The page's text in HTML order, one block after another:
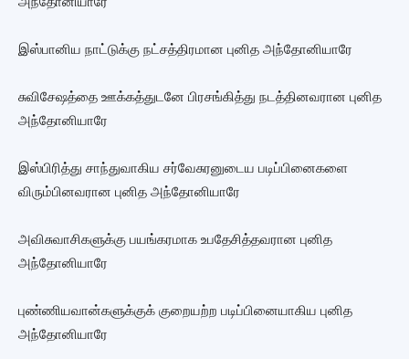
இஸ்பானிய நாட்டுக்கு நட்சத்திரமான புனித அந்தோனியாரே
சுவிசேஷத்தை ஊக்கத்துடனே பிரசங்கித்து நடத்தினவரான புனித
அந்தோனியாரே
இஸ்பிரித்து சாந்துவாகிய சர்வேசுரனுடைய படிப்பினைகளை
விரும்பினவரான புனித அந்தோனியாரே
அவிசுவாசிகளுக்கு பயங்கரமாக உபதேசித்தவரான புனித
அந்தோனியாரே
புண்ணியவான்களுக்குக் குறையற்ற படிப்பினையாகிய புனித
அந்தோனியாரே